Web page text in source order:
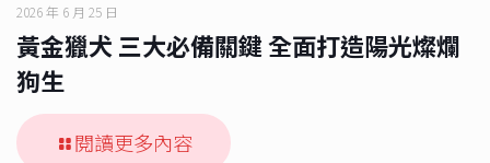
2026 年 6 月 25 日
黃金獵犬 三大必備關鍵 全面打造陽光燦爛
狗生
閱讀更多內容